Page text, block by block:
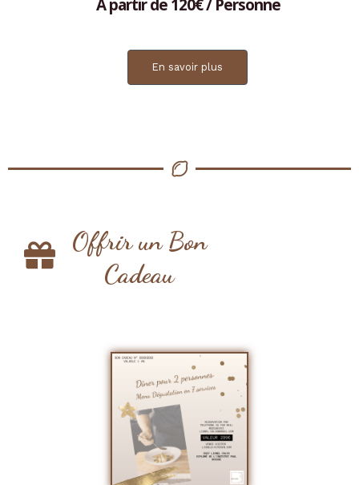
A partir de 120€ / Personne
En savoir plus
Offrir un Bon
Cadeau